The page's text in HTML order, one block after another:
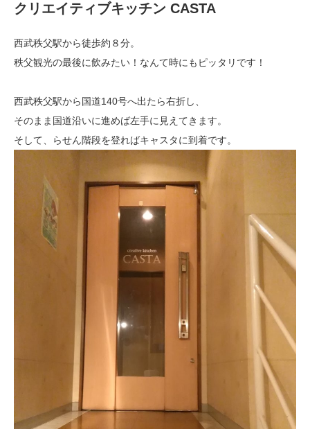
クリエイティブキッチン CASTA
西武秩父駅から徒歩約８分。
秩父観光の最後に飲みたい！なんて時にもピッタリです！
西武秩父駅から国道140号へ出たら右折し、
そのまま国道沿いに進めば左手に見えてきます。
そして、らせん階段を登ればキャスタに到着です。